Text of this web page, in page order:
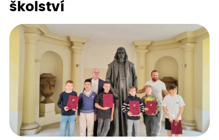
školství